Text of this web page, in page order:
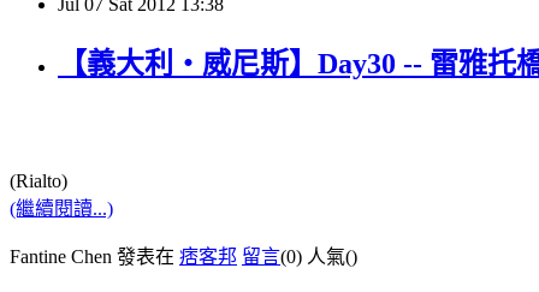
【義大利‧威尼斯】Day30 -- 雷雅托
(Rialto)
(繼續閱讀...)
Fantine Chen 發表在 痞客邦 留言(0) 人氣()